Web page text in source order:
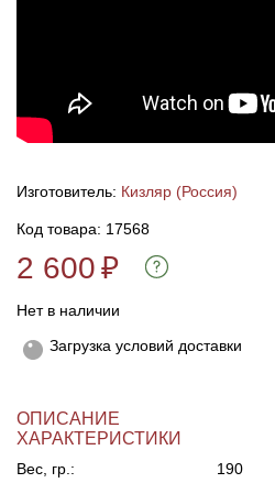
Изготовитель: Кизляр (Россия)
Код товара: 17568
2 600₽
Нет в наличии
Загрузка условий доставки
ОПИСАНИЕ
ХАРАКТЕРИСТИКИ
Вес, гр.: 190
Полочки для лука
Плунжеры для лука
Киссеры для лука
Ножи складные